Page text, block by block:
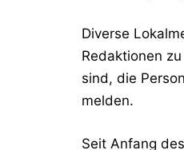
Diverse
Redaktionen
sind, die
melden.
Seit Anfang